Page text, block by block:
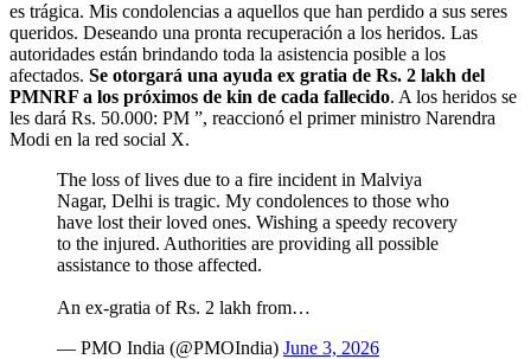
es trágica. Mis condolencias a aquellos que han perdido a sus seres
queridos. Deseando una pronta recuperación a los heridos. Las
autoridades están brindando toda la asistencia posible a los
afectados. Se otorgará una ayuda ex gratia de Rs. 2 lakh del
PMNRF a los próximos de kin de cada fallecido. A los heridos se
les dará Rs. 50.000: PM ”, reaccionó el primer ministro Narendra
Modi en la red social X.
The loss of lives due to a fire incident in Malviya
Nagar, Delhi is tragic. My condolences to those who
have lost their loved ones. Wishing a speedy recovery
to the injured. Authorities are providing all possible
assistance to those affected.
An ex-gratia of Rs. 2 lakh from…
— PMO India (@PMOIndia) June 3, 2026